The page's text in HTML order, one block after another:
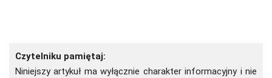
Czytelniku pamiętaj:
Niniejszy artykuł ma wyłącznie charakter informacyjny i nie